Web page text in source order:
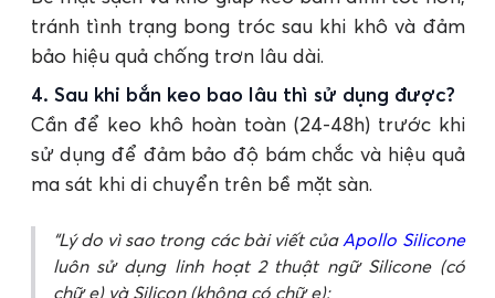
tránh tình trạng bong tróc sau khi khô và đảm
bảo hiệu quả chống trơn lâu dài.
4. Sau khi bắn keo bao lâu thì sử dụng được?
Cần để keo khô hoàn toàn (24-48h) trước khi
sử dụng để đảm bảo độ bám chắc và hiệu quả
ma sát khi di chuyển trên bề mặt sàn.
Lý do vì sao trong các bài viết củaApollo Silicone
luôn sử dụng linh hoạt 2 thuật ngữ Silicone (có
chữ e) và Silicon (không có chữ e):